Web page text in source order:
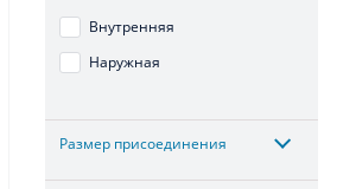
Внутренняя
Наружная
Размер присоединения